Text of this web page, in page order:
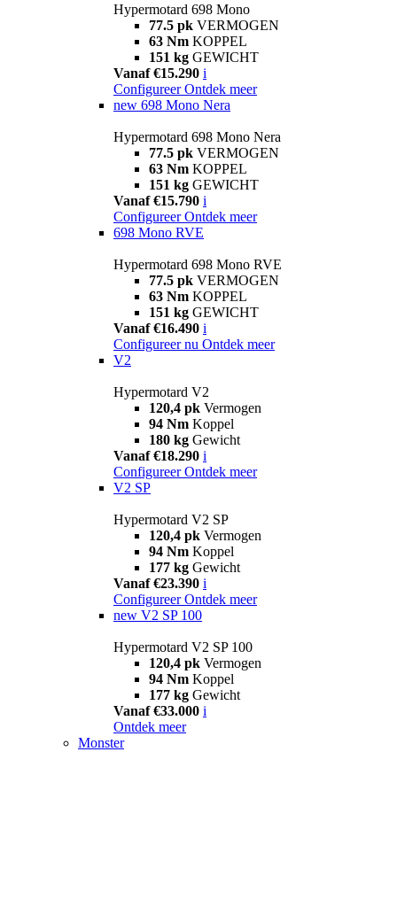
Hypermotard 698 Mono
77.5 pk VERMOGEN
63 Nm KOPPEL
151 kg GEWICHT
Vanaf €15.290 i
Configureer Ontdek meer
new 698 Mono Nera
Hypermotard 698 Mono Nera
77.5 pk VERMOGEN
63 Nm KOPPEL
151 kg GEWICHT
Vanaf €15.790 i
Configureer Ontdek meer
698 Mono RVE
Hypermotard 698 Mono RVE
77.5 pk VERMOGEN
63 Nm KOPPEL
151 kg GEWICHT
Vanaf €16.490 i
Configureer nu Ontdek meer
V2
Hypermotard V2
120,4 pk Vermogen
94 Nm Koppel
180 kg Gewicht
Vanaf €18.290 i
Configureer Ontdek meer
V2 SP
Hypermotard V2 SP
120,4 pk Vermogen
94 Nm Koppel
177 kg Gewicht
Vanaf €23.390 i
Configureer Ontdek meer
new V2 SP 100
Hypermotard V2 SP 100
120,4 pk Vermogen
94 Nm Koppel
177 kg Gewicht
Vanaf €33.000 i
Ontdek meer
Monster